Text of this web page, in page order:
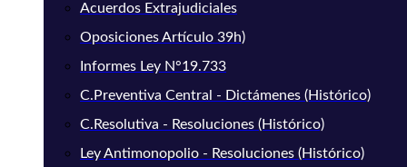
Acuerdos Extrajudiciales
Oposiciones Artículo 39h)
Informes Ley N°19.733
C.Preventiva Central - Dictámenes (Histórico)
C.Resolutiva - Resoluciones (Histórico)
Ley Antimonopolio - Resoluciones (Histórico)